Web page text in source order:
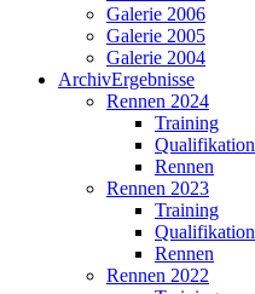
Galerie 2006
Galerie 2005
Galerie 2004
ArchivErgebnisse
Rennen 2024
Training
Qualifikation
Rennen
Rennen 2023
Training
Qualifikation
Rennen
Rennen 2022